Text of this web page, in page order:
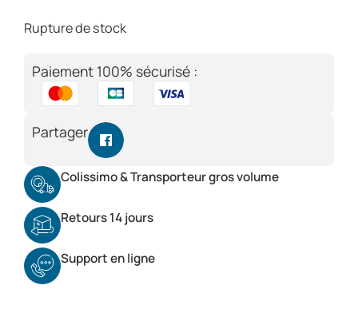
Rupture de stock
Paiement 100% sécurisé :
Partager
Colissimo & Transporteur gros volume
Retours 14 jours
Support en ligne